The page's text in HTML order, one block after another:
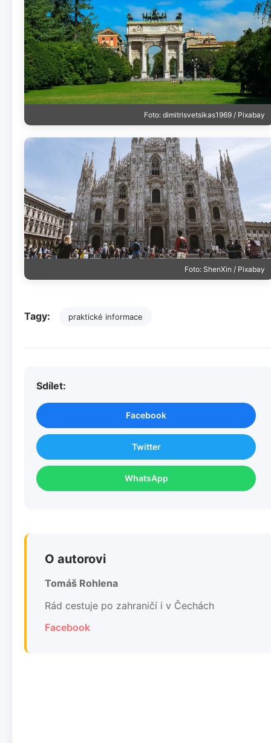
Foto: dimitrisvetsikas1969 / Pixabay
Foto: ShenXin / Pixabay
Tagy: praktické informace
Sdílet:
Facebook
Twitter
WhatsApp
O autorovi
Tomáš Rohlena
Rád cestuje po zahraničí i v Čechách
Facebook